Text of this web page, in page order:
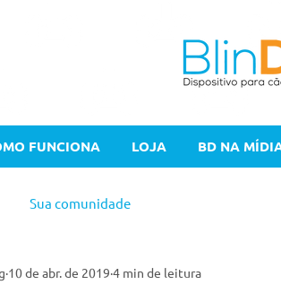
FUNCIONA LOJA BD NA
Sua comunidade
10 de abr. de 2019 4 min de leitura